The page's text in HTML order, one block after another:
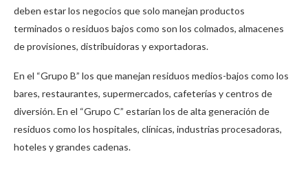
deben estar los negocios que solo manejan productos
terminados o residuos bajos como son los colmados, almacenes
de provisiones, distribuidoras y exportadoras.
En el “Grupo B” los que manejan residuos medios-bajos como los
bares, restaurantes, supermercados, cafeterías y centros de
diversión. En el “Grupo C” estarían los de alta generación de
residuos como los hospitales, clínicas, industrias procesadoras,
hoteles y grandes cadenas.